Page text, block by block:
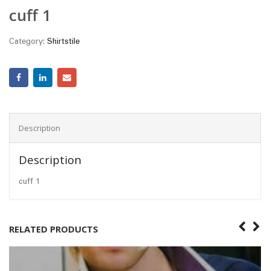
cuff 1
Category: Shirtstile
Description
Description
cuff 1
RELATED PRODUCTS